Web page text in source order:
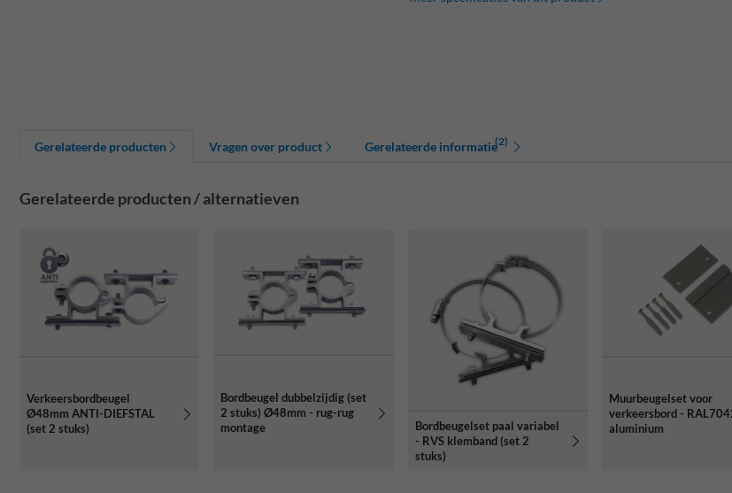
Gerelateerde producten Vragen over product Gerelateerde informatie(2)
Gerelateerde producten / alternatieven
Verkeersbordbeugel
Ø48mm ANTI-DIEFSTAL
(set 2 stuks)
Bordbeugel dubbelzijdig (set
2 stuks) Ø48mm - rug-rug
montage
Bordbeugelset paal variabel
- RVS klemband (set 2
stuks)
Muurbeugelset voor
verkeersbord -
aluminium